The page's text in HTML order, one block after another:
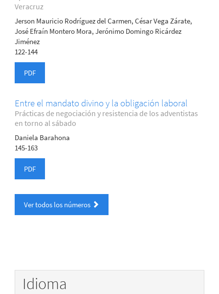
Veracruz
Jerson Mauricio Rodríguez del Carmen, César Vega Zárate,
José Efraín Montero Mora, Jerónimo Domingo Ricárdez
Jiménez
122-144
PDF
Entre el mandato divino y la obligación laboral
Prácticas de negociación y resistencia de los adventistas
en torno al sábado
Daniela Barahona
145-163
PDF
Ver todos los números
Idioma